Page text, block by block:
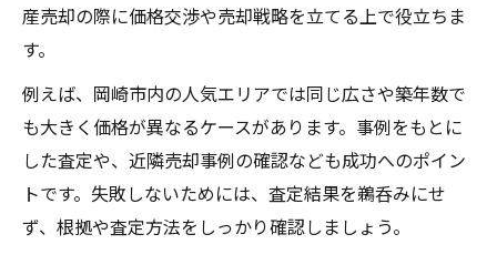
不動産査定の比較で売却価格を高める方法
不動産査定を通じた高額売却の実践ガイド
不動産査定を活用した高額売却の極意
岡崎市で高値売却を実現する査定活用術
不動産査定の結果を売却戦略に反映させる
方法
産売却の際に価格交渉や売却戦略を立てる上で役立ちま
す。
例えば、岡崎市内の人気エリアでは同じ広さや築年数で
も大きく価格が異なるケースがあります。事例をもとに
した査定や、近隣売却事例の確認なども成功へのポイン
トです。失敗しないためには、査定結果を鵜呑みにせ
ず、根拠や査定方法をしっかり確認しましょう。